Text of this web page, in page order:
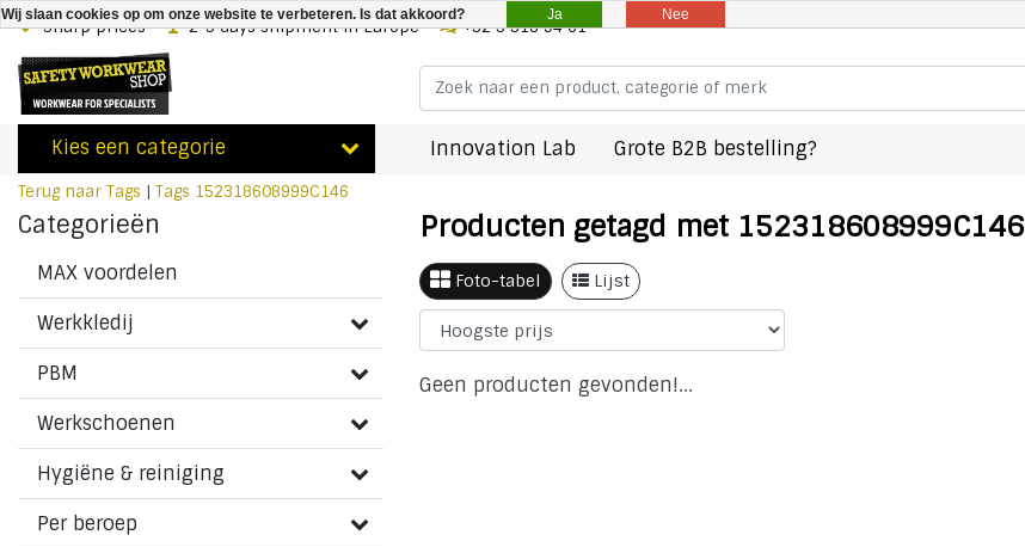
Sharp prices 2-3 days shipment in Europe +32 3 318 94 61
Kies een categorie Innovation Lab Grote B2B bestelling?
Terug naar Tags | Tags 152318608999C146
Categorieën
MAX voordelen
Werkkledij
PBM
Werkschoenen
Hygiëne & reiniging
Per beroep
Producten getagd met 152318608999C146
Foto-tabel Lijst
Geen producten gevonden!...
Wij slaan cookies op om onze website te verbeteren. Is dat akkoord? Ja Nee